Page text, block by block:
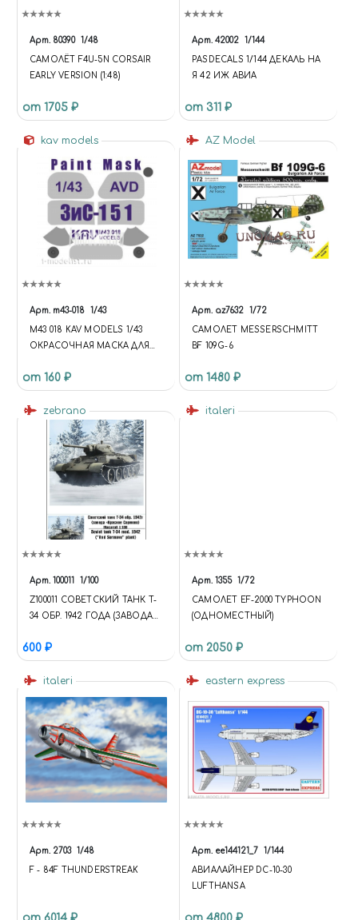
Арт. 80390 1/48
САМОЛЁТ F4U-5N CORSAIR
EARLY VERSION (1:48)
от 1705 ₽
Арт. 42002 1/144
PASDECALS 1/144 ДЕКАЛЬ НА
Я 42 ИЖ АВИА
от 311 ₽
kav models
Арт. m43-018 1/43
M43 018 KAV MODELS 1/43
ОКРАСОЧНАЯ МАСКА ДЛЯ
БАЗЕ) ПРОИЗВОДСТВА AVD. +
БОНУС - ЗЕРКАЛА И
ОТРАЖАТЕЛИ ФАР
от 160 ₽
AZ Model
Арт. az7632 1/72
САМОЛЕТ MESSERSCHMITT
BF 109G-6
от 1480 ₽
zebrano
Арт. 100011 1/100
Z100011 СОВЕТСКИЙ ТАНК T-
34 ОБР. 1942 ГОДА (ЗАВОДА
ZEBRANO
600 ₽
italeri
Арт. 1355 1/72
САМОЛЕТ EF-2000 TYPHOON
(ОДНОМЕСТНЫЙ)
от 2050 ₽
italeri
Арт. 2703 1/48
F - 84F THUNDERSTREAK
eastern express
Арт. ее144121_7 1/144
АВИАЛАЙНЕР DC-10-30
LUFTHANSA